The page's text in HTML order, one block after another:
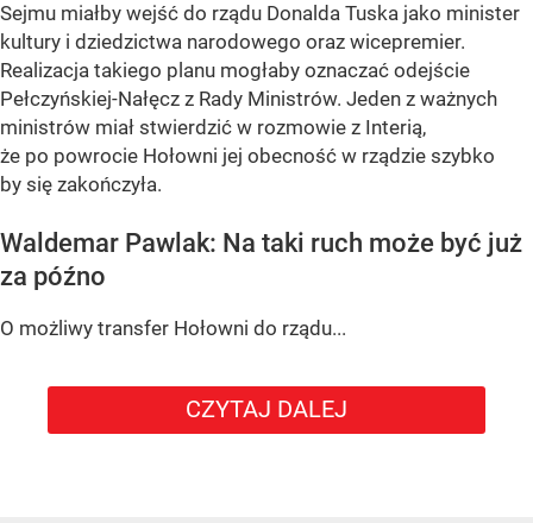
Sejmu miałby wejść do rządu Donalda Tuska jako minister
kultury i dziedzictwa narodowego oraz wicepremier.
Realizacja takiego planu mogłaby oznaczać odejście
Pełczyńskiej-Nałęcz z Rady Ministrów. Jeden z ważnych
ministrów miał stwierdzić w rozmowie z Interią,
że po powrocie Hołowni jej obecność w rządzie szybko
by się zakończyła.
Waldemar Pawlak: Na taki ruch może być już
za późno
O możliwy transfer Hołowni do rządu...
CZYTAJ DALEJ